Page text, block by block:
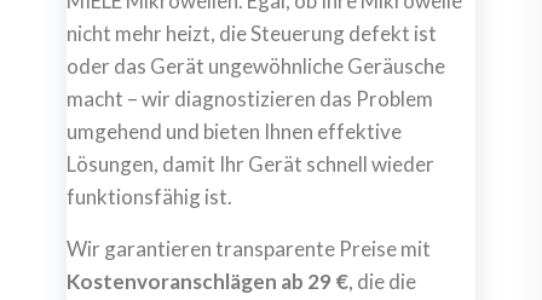
nicht mehr heizt, die Steuerung defekt ist
oder das Gerät ungewöhnliche Geräusche
macht – wir diagnostizieren das Problem
umgehend und bieten Ihnen effektive
Lösungen, damit Ihr Gerät schnell wieder
funktionsfähig ist.
Wir garantieren transparente Preise mit
Kostenvoranschlägen ab 29 €, die die